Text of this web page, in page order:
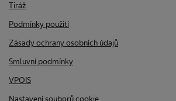
Tiráž
Podmínky použití
Zásady ochrany osobních údajů
Smluvní podmínky
VPOIS
Nastavení souborů cookie